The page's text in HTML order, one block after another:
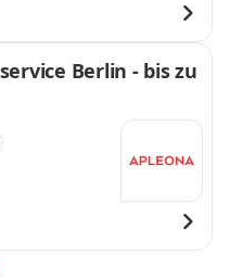
Berlin - bis zu